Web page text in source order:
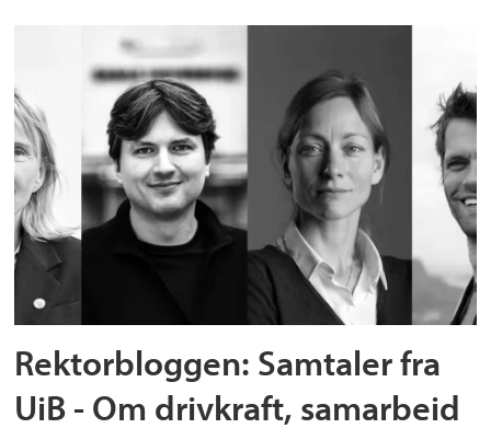
Rektorbloggen: Samtaler fra
UiB - Om drivkraft, samarbeid